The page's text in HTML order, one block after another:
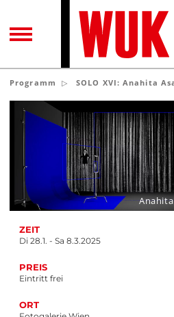
TOGGLE
Programm SOLO XVI: Anahita
ZEIT
Di 28.1. - Sa 8.3.2025
PREIS
Eintritt frei
ORT